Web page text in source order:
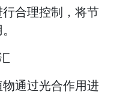
合理控制，将节
通过光合作用进